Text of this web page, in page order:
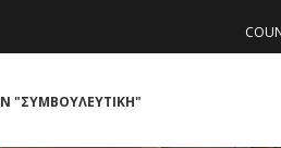
"ΣΥΜΒΟΥΛΕΥΤΙΚΗ"